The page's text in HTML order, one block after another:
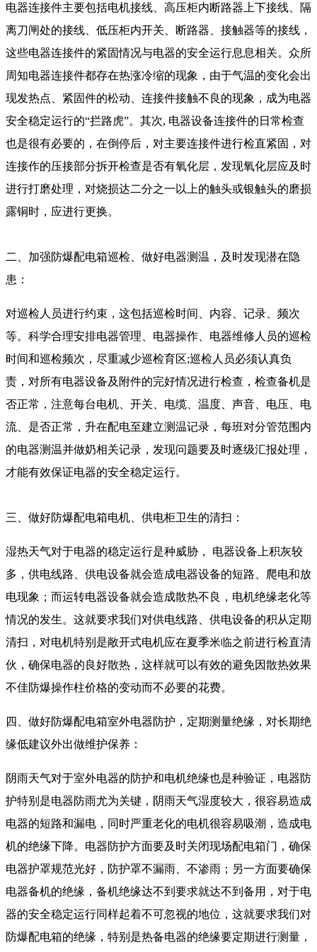
电器连接件主要包括电机接线、高压柜内断路器上下接线、隔
离刀闸处的接线、低压柜内开关、断路器、接触器等的接线，
这些电器连接件的紧固情况与电器的安全运行息息相关。众所
周知电器连接件都存在热涨冷缩的现象，由于气温的变化会出
现发热点、紧固件的松动、连接件接触不良的现象，成为电器
安全稳定运行的“拦路虎”。其次, 电器设备连接件的日常检查
也是很有必要的，在倒停后，对主要连接件进行检直紧固，对
连接作的压接部分拆开检查是否有氧化层，发现氧化层应及时
进行打磨处理，对烧损达二分之一以上的触头或银触头的磨损
露铜时，应进行更换。
二、加强防爆配电箱巡检、做好电器测温，及时发现潜在隐
患：
对巡检人员进行约束，这包括巡检时间、内容、记录、频次
等。科学合理安排电器管理、电器操作、电器维修人员的巡检
时间和巡检频次，尽重减少巡检育区;巡检人员必须认真负
责，对所有电器设备及附件的完好情况进行检查，检查备机是
否正常，注意每台电机、开关、电缆、温度、声音、电压、电
流、是否正常，升在配电至建立测温记录，每班对分管范围内
的电器测温并做奶相关记录，发现问题要及时逐级汇报处理，
才能有效保证电器的安全稳定运行。
三、做好防爆配电箱电机、供电柜卫生的清扫：
湿热天气对于电器的稳定运行是种威胁， 电器设备上积灰较
多，供电线路、供电设备就会造成电器设备的短路、爬电和放
电现象；而运转电器设备就会造成散热不良，电机绝缘老化等
情况的发生。这就要求我们对供电线路、供电设备的积从定期
清扫，对电机特别是敞开式电机应在夏季米临之前进行检直清
伙，确保电器的良好散热，这样就可以有效的避免因散热效果
不佳防爆操作柱价格的变动而不必要的花费。
四、做好防爆配电箱室外电器防护，定期测量绝缘，对长期绝
缘低建议外出做维护保养：
阴雨天气对于室外电器的防护和电机绝缘也是种验证，电器防
护特别是电器防雨尤为关键，阴雨天气湿度较大，很容易造成
电器的短路和漏电，同时严重老化的电机很容易吸潮，造成电
机的绝缘下降。电器防护方面要及时关闭现场配电箱门，确保
电器护罩规范光好，防护罩不漏雨、不渗雨；另一方面要确保
电器备机的绝缘，备机绝缘达不到要求就达不到备用，对于电
器的安全稳定运行同样起着不可忽视的地位，这就要求我们对
防爆配电箱的绝缘，特别是热备电器的绝缘要定期进行测量，